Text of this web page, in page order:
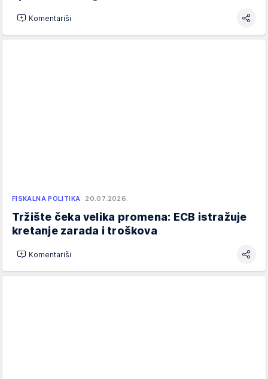
Komentariši
FISKALNA POLITIKA 20.07.2026.
Tržište čeka velika promena: ECB istražuje
kretanje zarada i troškova
Komentariši